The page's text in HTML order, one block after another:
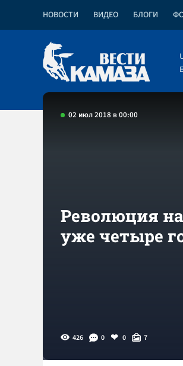
НОВОСТИ ВИДЕО БЛОГИ
02 июл 2018 в 00:00
Революция
уже четыре
426 0 0 7